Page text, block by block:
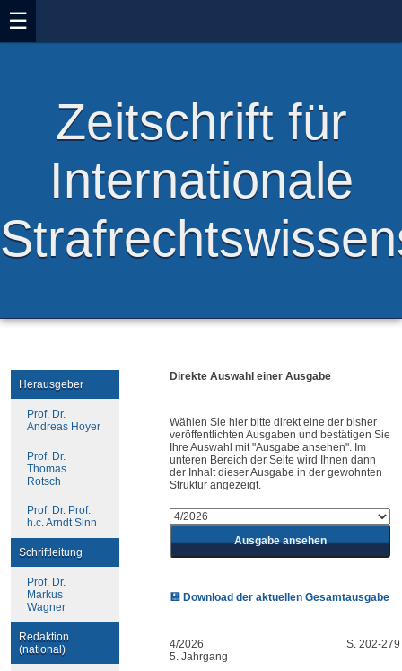
☰
Zeitschrift für
Internationale
Herausgeber
Prof. Dr.
Andreas Hoyer
Prof. Dr.
Thomas
Rotsch
Prof. Dr. Prof.
h.c. Arndt Sinn
Schriftleitung
Prof. Dr.
Markus
Wagner
Redaktion
(national)
Direkte Auswahl einer Ausgabe
Wählen Sie hier bitte direkt eine der bisher
veröffentlichten Ausgaben und bestätigen Sie
Ihre Auswahl mit "Ausgabe ansehen". Im
unteren Bereich der Seite wird Ihnen dann
der Inhalt dieser Ausgabe in der gewohnten
Struktur angezeigt.
💾 Download der aktuellen Gesamtausgabe
4/2026
5. Jahrgang
S. 202-279